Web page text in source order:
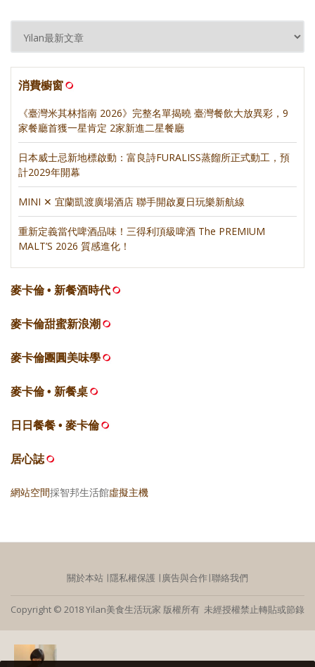
消費櫥窗
《臺灣米其林指南 2026》完整名單揭曉 臺灣餐飲大放異彩，9
家餐廳首獲一星肯定 2家新進二星餐廳
日本威士忌新地標啟動：富良詩FURALISS蒸餾所正式動工，預
計2029年開幕
MINI ✕ 宜蘭凱渡廣場酒店 聯手開啟夏日玩樂新航線
重新定義當代啤酒品味！三得利頂級啤酒 The PREMIUM
MALT’S 2026 質感進化！
麥卡倫 • 新餐酒時代
麥卡倫甜蜜新浪潮
麥卡倫團圓美味學
麥卡倫 • 新餐桌
日日餐餐 • 麥卡倫
居心誌
網站空間採智邦生活館虛擬主機
關於本站 ∣隱私權保護 ∣廣告與合作∣聯絡我們
Copyright © 2018 Yilan美食生活玩家 版權所有 未經授權禁止轉貼或節錄